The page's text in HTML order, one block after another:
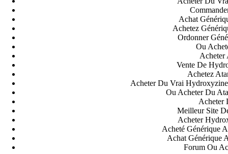
Achat
Achetez
Ordonner
Ou
Acheter
Vente De
Achetez
Acheter Du Vrai
Ou Acheter Du
Acheter
Meilleur Site
Acheter
Acheté Générique
Achat Générique
Forum Ou